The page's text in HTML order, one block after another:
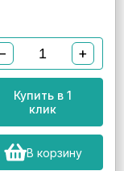
− +
Купить в 1
клик
В корзину